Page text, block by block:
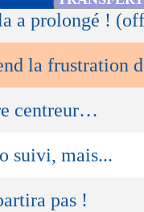
a prolongé !
la frustration
centreur…
suivi, mais...
pas !